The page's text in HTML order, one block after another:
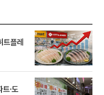
트플레
·도